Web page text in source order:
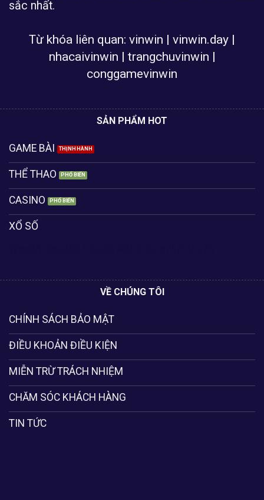
sắc nhất.
Từ khóa liên quan: vinwin | vinwin.day |
nhacaivinwin | trangchuvinwin |
conggamevinwin
SẢN PHẨM HOT
GAME BÀI
THỂ THAO
CASINO
XỔ SỐ
VỀ CHÚNG TÔI
CHÍNH SÁCH BẢO MẬT
ĐIỀU KHOẢN ĐIỀU KIỆN
MIỄN TRỪ TRÁCH NHIỆM
CHĂM SÓC KHÁCH HÀNG
TIN TỨC